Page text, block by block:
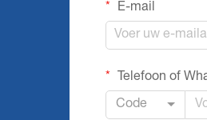
E-mail
Telefoon of
Code